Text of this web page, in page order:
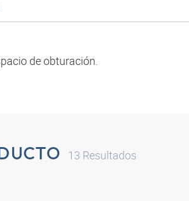
de obturación.
13 Resultados